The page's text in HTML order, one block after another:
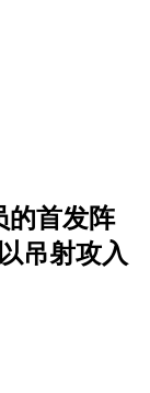
的首发阵
吊射攻入